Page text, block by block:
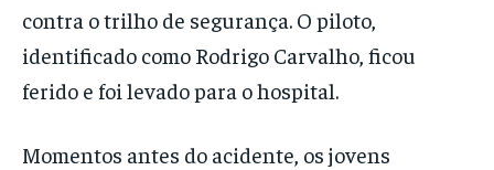
contra o trilho de segurança. O piloto,
identificado como Rodrigo Carvalho, ficou
ferido e foi levado para o hospital.
Momentos antes do acidente, os jovens